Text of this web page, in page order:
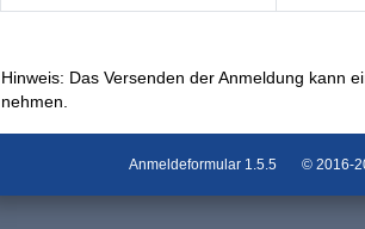
Hinweis: Das Versenden der Anmeldung kann
nehmen.
Anmeldeformular 1.5.5 © 2016-